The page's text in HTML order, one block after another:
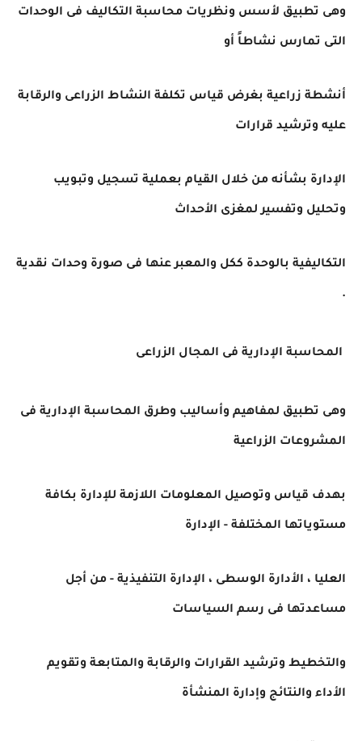
وهى تطبيق لأسس ونظريات محاسبة التكاليف فى الوحدات
التى تمارس نشاطاً أو
أنشطة زراعية بغرض قياس تكلفة النشاط الزراعى والرقابة
عليه وترشيد قرارات
الإدارة بشأنه من خلال القيام بعملية تسجيل وتبويب
وتحليل وتفسير لمغزى الأحداث
التكاليفية بالوحدة ككل والمعبر عنها فى صورة وحدات نقدية
.
المحاسبة الإدارية فى المجال الزراعى
وهى تطبيق لمفاهيم وأساليب وطرق المحاسبة الإدارية فى
المشروعات الزراعية
بهدف قياس وتوصيل المعلومات اللازمة للإدارة بكافة
مستوياتها المختلفة - الإدارة
العليا ، الأدارة الوسطى ، الإدارة التنفيذية - من أجل
مساعدتها فى رسم السياسات
والتخطيط وترشيد القرارات والرقابة والمتابعة وتقويم
الأداء والنتائج وإدارة المنشأة